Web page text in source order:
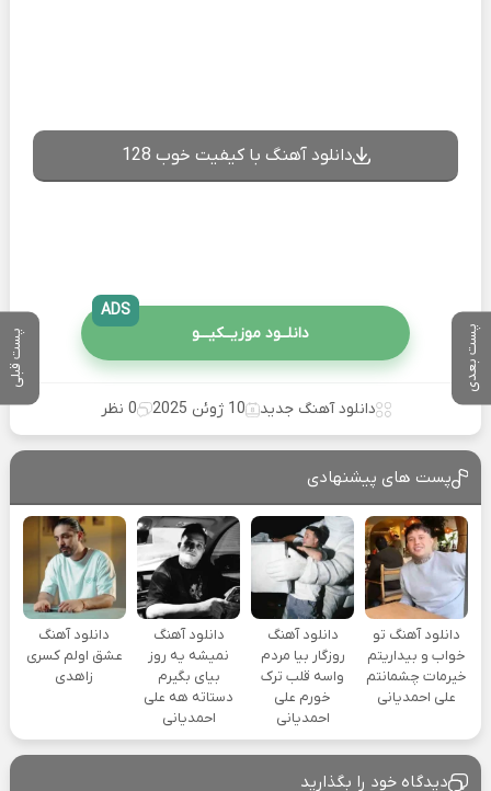
پست بعدی پست قبلی
دانلود آهنگ با کیفیت خوب 128
دانلــود موزیــکیـــو
ADS
دانلود آهنگ جدید 10 ژوئن 2025 0 نظر
پست های پیشنهادی
دانلود آهنگ تو
خواب و بیداریتم
خیرمات چشمانتم
علی احمدیانی
دانلود آهنگ
روزگار بیا مردم
واسه قلب ترک
خورم علی
احمدیانی
دانلود آهنگ
نمیشه یه روز
بیای بگیرم
دستاته هه علی
احمدیانی
دانلود آهنگ
عشق اولم کسری
زاهدی
دیدگاه خود را بگذارید